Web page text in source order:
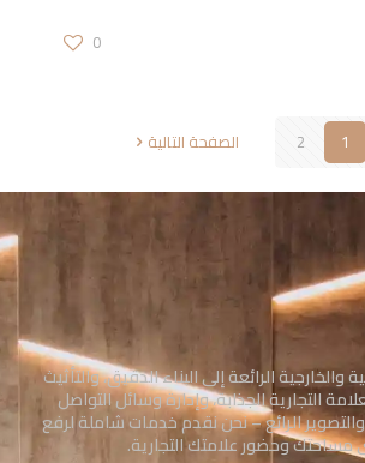
0
1
2 الصفحة التالية
والخارجية الرائعة إلى البناء الدقيق، والتأثيث
التجارية الجذابة، وإدارة وسائل التواصل
والتصوير الرائع – نحن نقدم خدمات شاملة لرفع
وحضور علامتك التجارية.